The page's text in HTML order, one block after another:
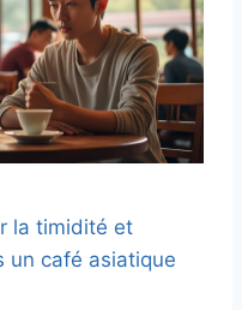
la timidité et
un café asiatique